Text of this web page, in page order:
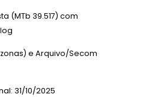
(MTb 39.517) com
e Arquivo/Secom
31/10/2025